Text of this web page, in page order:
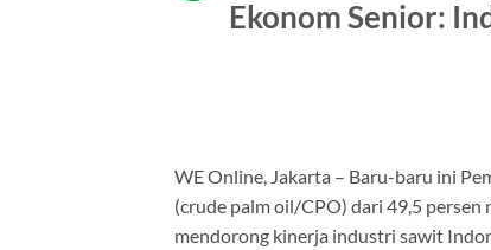
Ekonom Senior:
WE Online, Jakarta – Baru-baru ini
(crude palm oil/CPO) dari 49,5
mendorong kinerja industri sawit